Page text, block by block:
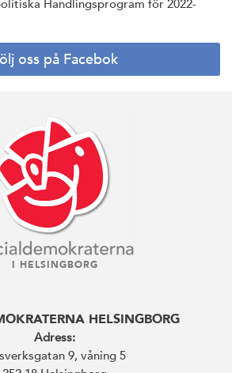
Handlingsprogram för 2022-
oss på Facebok
I HELSINGBORG
HELSINGBORG
Adress:
9, våning 5